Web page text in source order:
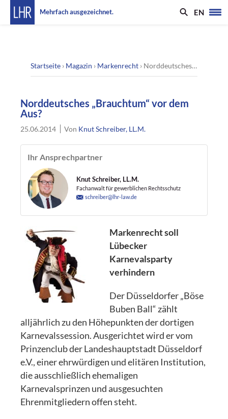
Mehrfach ausgezeichnet. EN
Startseite › Magazin › Markenrecht › Norddeutsches „Brauchtum“ vor dem Aus?
Norddeutsches „Brauchtum“ vor dem
Aus?
25.06.2014 Von Knut Schreiber, LL.M.
Ihr Ansprechpartner
Knut Schreiber, LL.M.
Fachanwalt für gewerblichen Rechtsschutz
schreiber@lhr-law.de
Markenrecht soll
Lübecker
Karnevalsparty
verhindern
Der Düsseldorfer „Böse
Buben Ball“ zählt
alljährlich zu den Höhepunkten der dortigen
Karnevalssession. Ausgerichtet wird er vom
Prinzenclub der Landeshauptstadt Düsseldorf
e.V., einer ehrwürdigen und elitären Institution,
die ausschließlich ehemaligen
Karnevalsprinzen und ausgesuchten
Ehrenmitgliedern offen steht.